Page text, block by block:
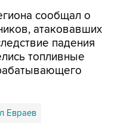
сообщал о
атаковавших
падения
топливные
Евраев